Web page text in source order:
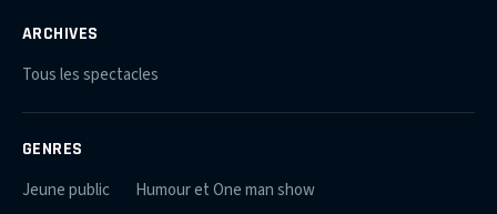
ARCHIVES
Tous les spectacles
GENRES
Jeune public
Humour et One man show